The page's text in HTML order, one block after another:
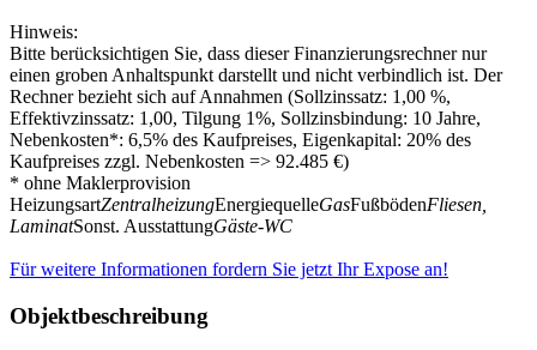
Hinweis:
Bitte berücksichtigen Sie, dass dieser Finanzierungsrechner nur
einen groben Anhaltspunkt darstellt und nicht verbindlich ist. Der
Rechner bezieht sich auf Annahmen (Sollzinssatz: 1,00 %,
Effektivzinssatz: 1,00, Tilgung 1%, Sollzinsbindung: 10 Jahre,
Nebenkosten*: 6,5% des Kaufpreises, Eigenkapital: 20% des
Kaufpreises zzgl. Nebenkosten => 92.485 €)
* ohne Maklerprovision
HeizungsartZentralheizungEnergiequelleGasFußbödenFliesen,
LaminatSonst. AusstattungGäste-WC
Für weitere Informationen fordern Sie jetzt Ihr Expose an!
Objektbeschreibung